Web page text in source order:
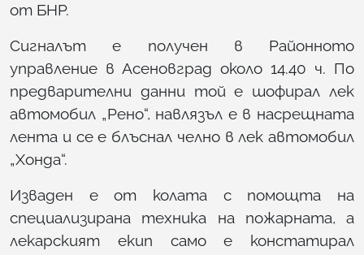
от БНР.
Сигналът е получен в Районното
управление в Асеновград около 14.40 ч. По
предварителни данни той е шофирал лек
автомобил „Рено“, навлязъл е в насрещната
лента и се е блъснал челно в лек автомобил
„Хонда“.
Изваден е от колата с помощта на
специализирана техника на пожарната, а
лекарският екип само е констатирал